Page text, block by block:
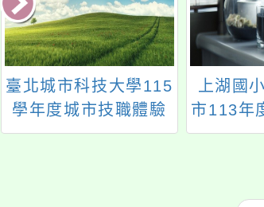
臺北城市科技大學115
學年度城市技職體驗
暨五專完全免試入學
上湖國
市113年
職員及
研習」